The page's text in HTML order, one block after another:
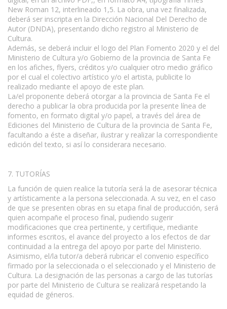
New Roman 12, interlineado 1,5. La obra, una vez finalizada,
deberá ser inscripta en la Dirección Nacional Del Derecho de
Autor (DNDA), presentando dicho registro al Ministerio de
Cultura.
Además, se deberá incluir el logo del Plan Fomento 2020 y el del
Ministerio de Cultura y/o Gobierno de la provincia de Santa Fe
en los afiches, flyers, créditos y/o cualquier otro medio gráfico
por el cual el colectivo artístico y/o el artista, publicite lo
realizado mediante el apoyo de este plan.
La/el proponente deberá otorgar a la provincia de Santa Fe el
derecho a publicar la obra producida por la presente línea de
fomento, en formato digital y/o papel, a través del área de
Ediciones del Ministerio de Cultura de la provincia de Santa Fe,
facultando a éste a diseñar, ilustrar y realizar la correspondiente
edición del texto, si así lo considerara necesario.
7. TUTORÍAS
La función de quien realice la tutoría será la de asesorar técnica
y artísticamente a la persona seleccionada. A su vez, en el caso
de que se presenten obras en su etapa final de producción, será
quien acompañe el proceso final, pudiendo sugerir
modificaciones que crea pertinente, y certifique, mediante
informes escritos, el avance del proyecto a los efectos de dar
continuidad a la entrega del apoyo por parte del Ministerio.
Asimismo, el/la tutor/a deberá rubricar el convenio específico
firmado por la seleccionada o el seleccionado y el Ministerio de
Cultura. La designación de las personas a cargo de las tutorías
por parte del Ministerio de Cultura se realizará respetando la
equidad de géneros.